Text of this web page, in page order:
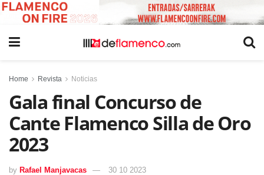
Home Revista Noticias
Gala final Concurso de
Cante Flamenco Silla de Oro
2023
by Rafael Manjavacas 30 10 2023